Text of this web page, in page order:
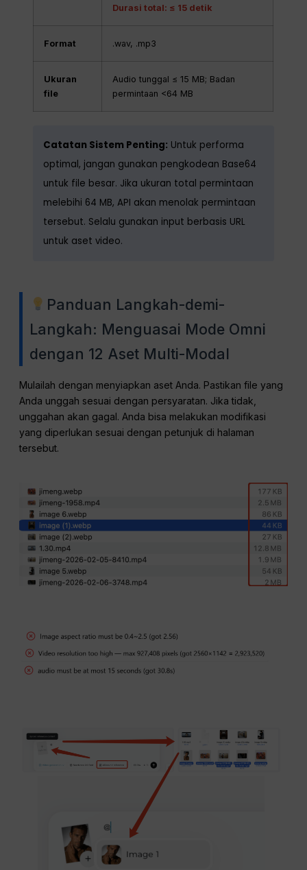
Durasi total: ≤ 15 detik
Format .wav, .mp3
Ukuran
file
Audio tunggal ≤ 15 MB; Badan
permintaan <64 MB
Catatan Sistem Penting: Untuk performa
optimal, jangan gunakan pengkodean Base64
untuk file besar. Jika ukuran total permintaan
melebihi 64 MB, API akan menolak permintaan
tersebut. Selalu gunakan input berbasis URL
untuk aset video.
Panduan Langkah-demi-
Langkah: Menguasai Mode Omni
dengan 12 Aset Multi-Modal
Mulailah dengan menyiapkan aset Anda. Pastikan file yang
Anda unggah sesuai dengan persyaratan. Jika tidak,
unggahan akan gagal. Anda bisa melakukan modifikasi
yang diperlukan sesuai dengan petunjuk di halaman
tersebut.